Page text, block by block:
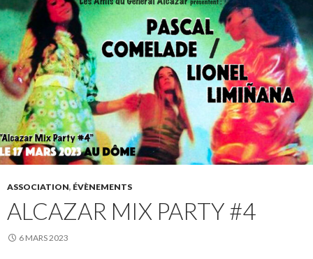
ASSOCIATION, ÉVÈNEMENTS
ALCAZAR MIX PARTY #4
6 MARS 2023